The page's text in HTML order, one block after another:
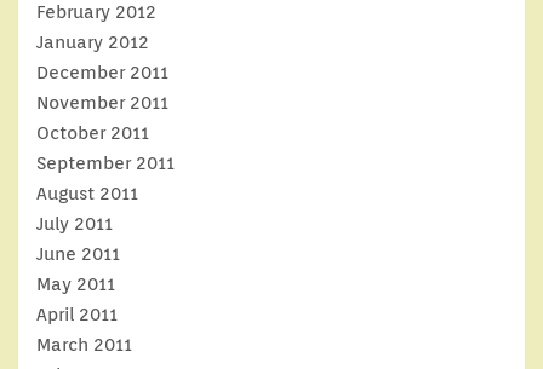
February 2012
January 2012
December 2011
November 2011
October 2011
September 2011
August 2011
July 2011
June 2011
May 2011
April 2011
March 2011